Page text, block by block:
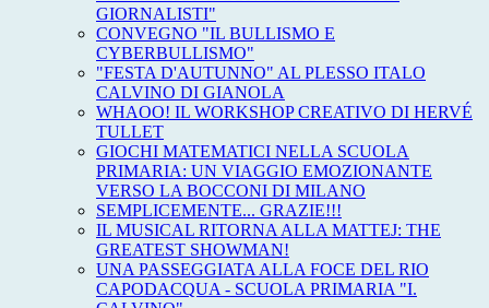
GIORNALISTI"
CONVEGNO "IL BULLISMO E
CYBERBULLISMO"
"FESTA D'AUTUNNO" AL PLESSO ITALO
CALVINO DI GIANOLA
WHAOO! IL WORKSHOP CREATIVO DI HERVÉ
TULLET
GIOCHI MATEMATICI NELLA SCUOLA
PRIMARIA: UN VIAGGIO EMOZIONANTE
VERSO LA BOCCONI DI MILANO
SEMPLICEMENTE... GRAZIE!!!
IL MUSICAL RITORNA ALLA MATTEJ: THE
GREATEST SHOWMAN!
UNA PASSEGGIATA ALLA FOCE DEL RIO
CAPODACQUA - SCUOLA PRIMARIA "I.